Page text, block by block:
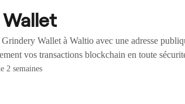
Wallet à Waltio avec une adresse
vos transactions blockchain en toute
2 semaines